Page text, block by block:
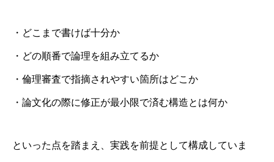
・どこまで書けば十分か
・どの順番で論理を組み立てるか
・倫理審査で指摘されやすい箇所はどこか
・論文化の際に修正が最小限で済む構造とは何か
といった点を踏まえ、実践を前提として構成していま